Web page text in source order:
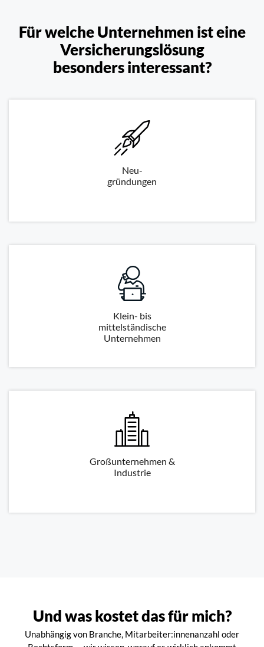
Für welche Unternehmen ist eine
Versicherungslösung
besonders interessant?
Neu-
gründungen
Klein- bis
mittelständische
Unternehmen
Großunternehmen &
Industrie
Und was kostet das für mich?
Unabhängig von Branche, Mitarbeiter:innenanzahl oder